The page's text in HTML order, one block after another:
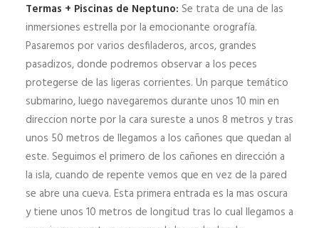
Termas + Piscinas de Neptuno: Se trata de una de las
inmersiones estrella por la emocionante orografía.
Pasaremos por varios desfiladeros, arcos, grandes
pasadizos, donde podremos observar a los peces
protegerse de las ligeras corrientes. Un parque temático
submarino, luego navegaremos durante unos 10 min en
direccion norte por la cara sureste a unos 8 metros y tras
unos 50 metros de llegamos a los cañones que quedan al
este. Seguimos el primero de los cañones en dirección a
la isla, cuando de repente vemos que en vez de la pared
se abre una cueva. Esta primera entrada es la mas oscura
y tiene unos 10 metros de longitud tras lo cual llegamos a